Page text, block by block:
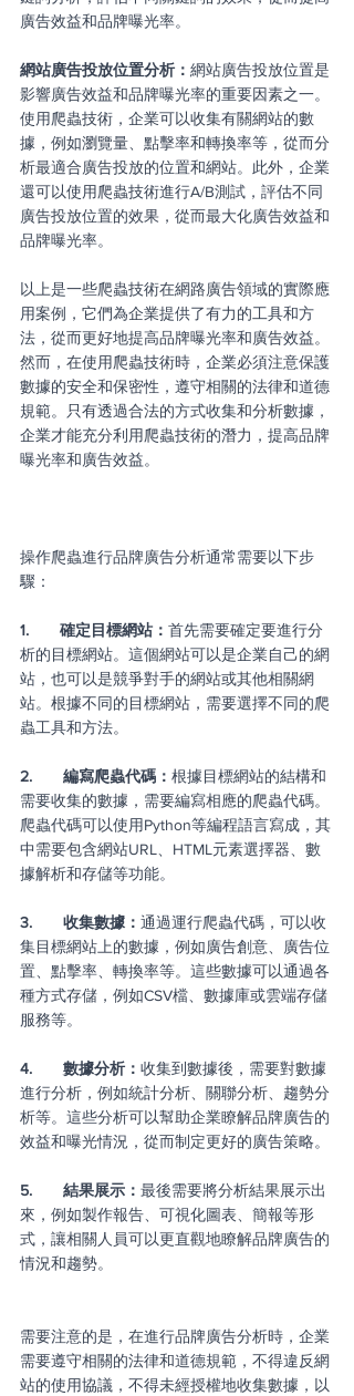
廣告效益和品牌曝光率。
網站廣告投放位置分析： 網站廣告投放位置是
影響廣告效益和品牌曝光率的重要因素之一。
使用爬蟲技術，企業可以收集有關網站的數
據，例如瀏覽量、點擊率和轉換率等，從而分
析最適合廣告投放的位置和網站。此外，企業
還可以使用爬蟲技術進行A/B測試，評估不同
廣告投放位置的效果，從而最大化廣告效益和
品牌曝光率。
以上是一些爬蟲技術在網路廣告領域的實際應
用案例，它們為企業提供了有力的工具和方
法，從而更好地提高品牌曝光率和廣告效益。
然而，在使用爬蟲技術時，企業必須注意保護
數據的安全和保密性，遵守相關的法律和道德
規範。只有透過合法的方式收集和分析數據，
企業才能充分利用爬蟲技術的潛力，提高品牌
曝光率和廣告效益。
操作爬蟲進行品牌廣告分析通常需要以下步
驟：
1.       確定目標網站： 首先需要確定要進行分
析的目標網站。這個網站可以是企業自己的網
站，也可以是競爭對手的網站或其他相關網
站。根據不同的目標網站，需要選擇不同的爬
蟲工具和方法。
2.       編寫爬蟲代碼： 根據目標網站的結構和
需要收集的數據，需要編寫相應的爬蟲代碼。
爬蟲代碼可以使用Python等編程語言寫成，其
中需要包含網站URL、HTML元素選擇器、數
據解析和存儲等功能。
3.       收集數據： 通過運行爬蟲代碼，可以收
集目標網站上的數據，例如廣告創意、廣告位
置、點擊率、轉換率等。這些數據可以通過各
種方式存儲，例如CSV檔、數據庫或雲端存儲
服務等。
4.       數據分析： 收集到數據後，需要對數據
進行分析，例如統計分析、關聯分析、趨勢分
析等。這些分析可以幫助企業瞭解品牌廣告的
效益和曝光情況，從而制定更好的廣告策略。
5.       結果展示： 最後需要將分析結果展示出
來，例如製作報告、可視化圖表、簡報等形
式，讓相關人員可以更直觀地瞭解品牌廣告的
情況和趨勢。
需要注意的是，在進行品牌廣告分析時，企業
需要遵守相關的法律和道德規範，不得違反網
站的使用協議，不得未經授權地收集數據，以